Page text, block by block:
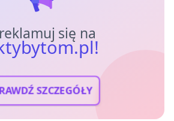
się na
SZCZEGÓŁY